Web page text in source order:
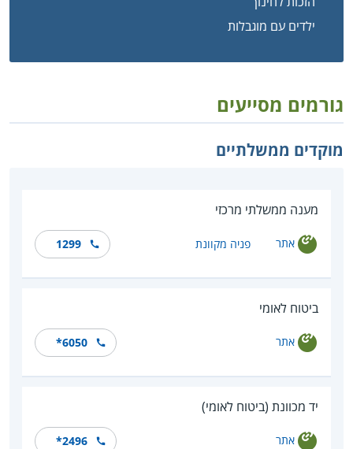
ילדים עם מוגבלות
גורמים מסייעים
מוקדים ממשלתיים
מענה ממשלתי מרכזי
אתר פניה מקוונת 1299
ביטוח לאומי
אתר *6050
יד מכוונת (ביטוח לאומי)
אתר *2496